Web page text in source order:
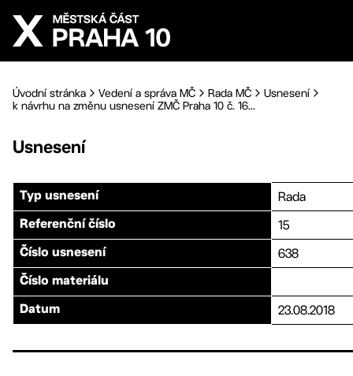
Přejít na hlavní obsah
Úvodní stránka Vedení a správa MČ Rada MČ
Usnesení
k návrhu na změnu usnesení ZMČ Praha 10 č. 16...
Usnesení
Typ usnesení Rada
Referenční číslo 15
Číslo usnesení 638
Číslo materiálu
Datum 23.08.2018